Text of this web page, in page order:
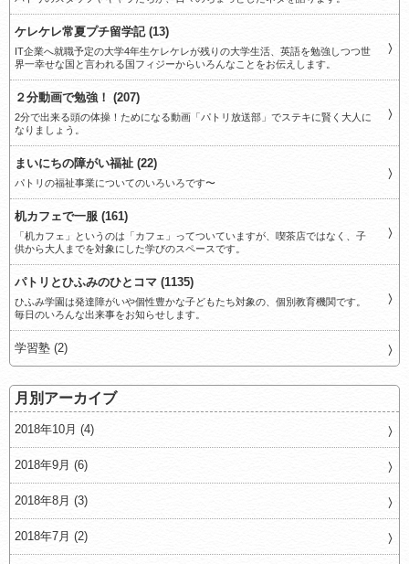
ケレケレ常夏プチ留学記 (13)
IT企業へ就職予定の大学4年生ケレケレが残りの大学生活、英語を勉強しつつ世
界一幸せな国と言われる国フィジーからいろんなことをお伝えします。
２分動画で勉強！ (207)
2分で出来る頭の体操！ためになる動画「パトリ放送部」でステキに賢く大人に
なりましょう。
まいにちの障がい福祉 (22)
パトリの福祉事業についてのいろいろです〜
机カフェで一服 (161)
「机カフェ」というのは「カフェ」ってついていますが、喫茶店ではなく、子
供から大人までを対象にした学びのスペースです。
パトリとひふみのひとコマ (1135)
ひふみ学園は発達障がいや個性豊かな子どもたち対象の、個別教育機関です。
毎日のいろんな出来事をお知らせします。
学習塾 (2)
月別アーカイブ
2018年10月 (4)
2018年9月 (6)
2018年8月 (3)
2018年7月 (2)